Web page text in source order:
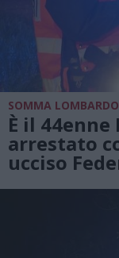
SOMMA LOMBARDO
È il
arrestato
ucciso